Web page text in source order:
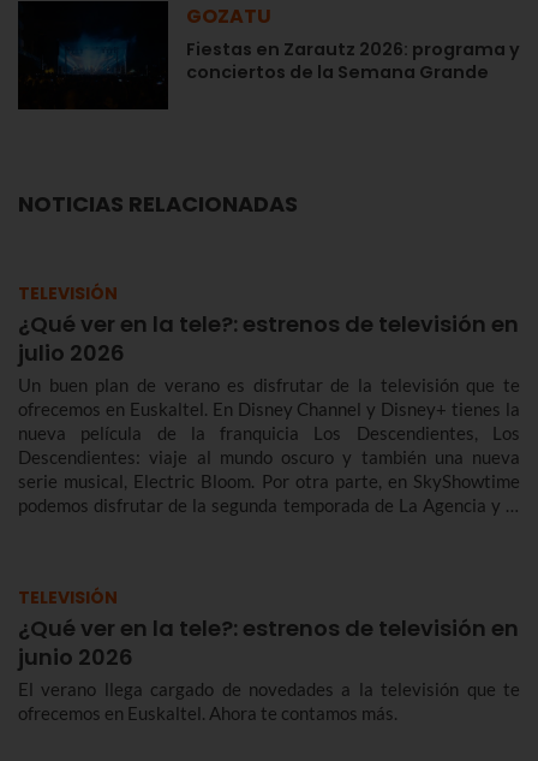
GOZATU
Fiestas en Zarautz 2026: programa y
conciertos de la Semana Grande
NOTICIAS RELACIONADAS
TELEVISIÓN
¿Qué ver en la tele?: estrenos de televisión en
julio 2026
Un buen plan de verano es disfrutar de la televisión que te
ofrecemos en Euskaltel. En Disney Channel y Disney+ tienes la
nueva película de la franquicia Los Descendientes, Los
Descendientes: viaje al mundo oscuro y también una nueva
serie musical, Electric Bloom. Por otra parte, en SkyShowtime
podemos disfrutar de la segunda temporada de La Agencia y la
desastre con Tom Hiddleston, en National Geographic.
TELEVISIÓN
¿Qué ver en la tele?: estrenos de televisión en
junio 2026
El verano llega cargado de novedades a la televisión que te
ofrecemos en Euskaltel. Ahora te contamos más.